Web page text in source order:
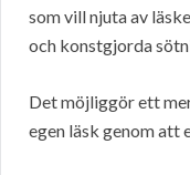
som vill njuta av
och konstgjorda
Det möjliggör ett
egen läsk genom att